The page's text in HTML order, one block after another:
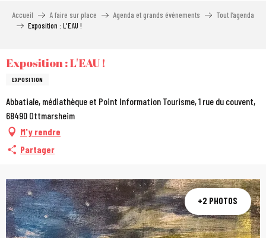
Accueil A faire sur place Agenda et grands événements
Tout l’agenda
Exposition : L'EAU !
Exposition : L'EAU !
EXPOSITION
Abbatiale, médiathèque et Point Information Tourisme, 1 rue du couvent,
68490 Ottmarsheim
M'y rendre
Partager
+2 PHOTOS